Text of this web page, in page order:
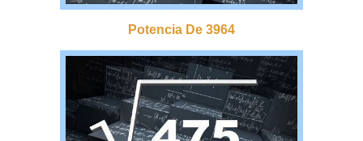
Potencia De 3964